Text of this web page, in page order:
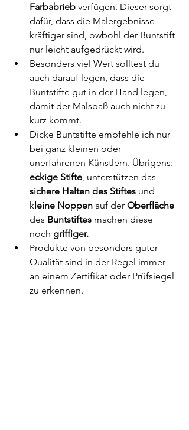
Farbabrieb verfügen. Dieser sorgt
dafür, dass die Malergebnisse
kräftiger sind, owbohl der Buntstift
nur leicht aufgedrückt wird.
Besonders viel Wert solltest du
auch darauf legen, dass die
Buntstifte gut in der Hand legen,
damit der Malspaß auch nicht zu
kurz kommt.
Dicke Buntstifte empfehle ich nur
bei ganz kleinen oder
unerfahrenen Künstlern. Übrigens:
eckige Stifte, unterstützen das
sichere Halten des Stiftes und
k leine Noppen auf der Oberfläche
des Buntstiftes machen diese
noch griffiger.
Produkte von besonders guter
Qualität sind in der Regel immer
an einem Zertifikat oder Prüfsiegel
zu erkennen.